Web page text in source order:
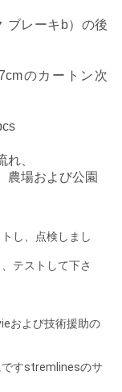
ブレーキb）の後
のカートン次
、
農場および公園
し、点検しまし
テストして下さ
および技術援助の
ですstremlinesのサ